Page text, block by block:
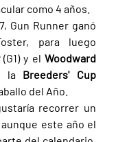
como 4 años.
Gun Runner ganó
para luego
(G1) y el
la Breeders' Cup
del Año.
recorrer un
este año el